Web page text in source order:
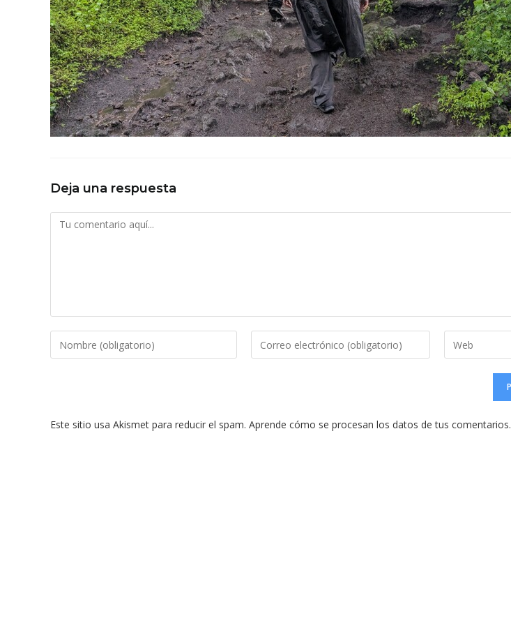
Deja una respuesta
Comentario
Introduce
tu
de
Introduce
tu
electrónico
Introduce
la
web
Este sitio usa Akismet para reducir el spam. Aprende cómo se procesan los datos de tus comentarios.